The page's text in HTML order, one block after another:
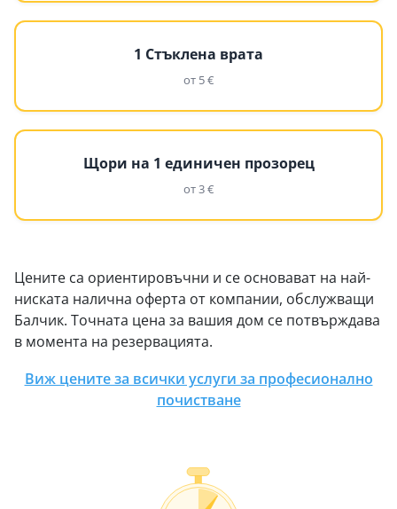
1 Стъклена врата
от 5 €
Щори на 1 единичен прозорец
от 3 €
Цените са ориентировъчни и се основават на най-
ниската налична оферта от компании, обслужващи
Балчик. Точната цена за вашия дом се потвърждава
в момента на резервацията.
Виж цените за всички услуги за професионално
почистване